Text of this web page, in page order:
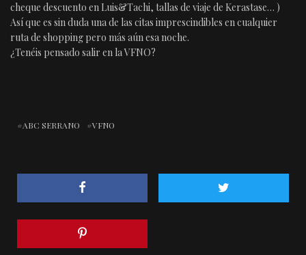
cheque descuento en Luis&Tachi, tallas de viaje de Kerastase… )
Así que es sin duda una de las citas imprescindibles en cualquier
ruta de shopping pero más aún esa noche.
¿Tenéis pensado salir en la VFNO?
ABC SERRANO VFNO